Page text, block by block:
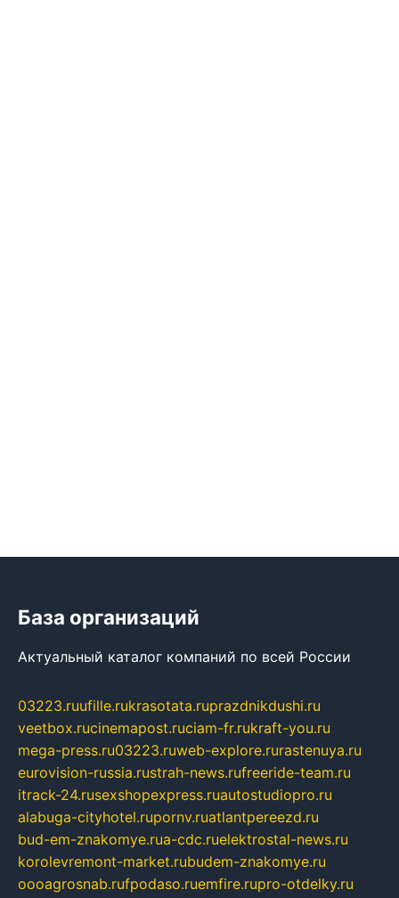
База организаций
Актуальный каталог компаний по всей России
03223.ruufille.rukrasotata.ruprazdnikdushi.ru
veetbox.rucinemapost.ruciam-fr.rukraft-you.ru
mega-press.ru03223.ruweb-explore.rurastenuya.ru
eurovision-russia.rustrah-news.rufreeride-team.ru
itrack-24.rusexshopexpress.ruautostudiopro.ru
alabuga-cityhotel.rupornv.ruatlantpereezd.ru
bud-em-znakomye.rua-cdc.ruelektrostal-news.ru
korolevremont-market.rubudem-znakomye.ru
oooagrosnab.rufpodaso.ruemfire.rupro-otdelky.ru